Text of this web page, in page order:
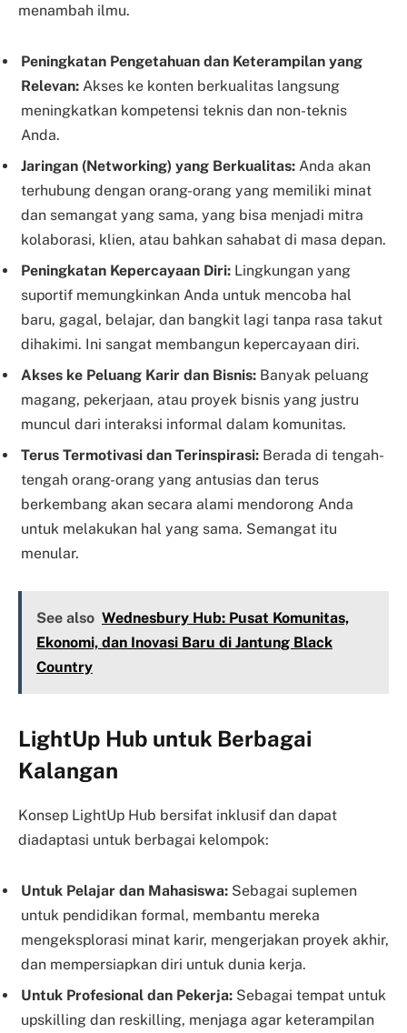
menambah ilmu.
Peningkatan Pengetahuan dan Keterampilan yang
Relevan: Akses ke konten berkualitas langsung
meningkatkan kompetensi teknis dan non-teknis
Anda.
Jaringan (Networking) yang Berkualitas: Anda akan
terhubung dengan orang-orang yang memiliki minat
dan semangat yang sama, yang bisa menjadi mitra
kolaborasi, klien, atau bahkan sahabat di masa depan.
Peningkatan Kepercayaan Diri: Lingkungan yang
suportif memungkinkan Anda untuk mencoba hal
baru, gagal, belajar, dan bangkit lagi tanpa rasa takut
dihakimi. Ini sangat membangun kepercayaan diri.
Akses ke Peluang Karir dan Bisnis: Banyak peluang
magang, pekerjaan, atau proyek bisnis yang justru
muncul dari interaksi informal dalam komunitas.
Terus Termotivasi dan Terinspirasi: Berada di tengah-
tengah orang-orang yang antusias dan terus
berkembang akan secara alami mendorong Anda
untuk melakukan hal yang sama. Semangat itu
menular.
See also Wednesbury Hub: Pusat Komunitas,
Ekonomi, dan Inovasi Baru di Jantung Black
Country
LightUp Hub untuk Berbagai
Kalangan
Konsep LightUp Hub bersifat inklusif dan dapat
diadaptasi untuk berbagai kelompok:
Untuk Pelajar dan Mahasiswa: Sebagai suplemen
untuk pendidikan formal, membantu mereka
mengeksplorasi minat karir, mengerjakan proyek akhir,
dan mempersiapkan diri untuk dunia kerja.
Untuk Profesional dan Pekerja: Sebagai tempat untuk
upskilling dan reskilling, menjaga agar keterampilan